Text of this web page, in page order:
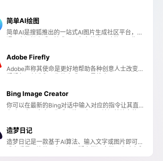
简单AI绘图
简单AI是搜狐推出的一站式AI图片生成社区平台，普
漫风图片等多种风格的图像，满足不同场景需求。简
单AI提供AI文案生成服务，可快速生成小红书笔记、
爆款标题、高情商回复等，助力内容创作与社交互
Adobe Firefly
Adobe声称其使命是更好地帮助各种创意人士改变他
Bing Image Creator
你可以在最新的Bing对话中输入对应的指令让其直接
造梦日记
造梦日记是一款基于AI算法、输入文字或图片即可生
西湖心辰（Friday AI 写作助手背后的团队）联合出